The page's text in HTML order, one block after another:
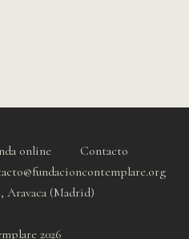
online
Contacto
(Madrid)
2026